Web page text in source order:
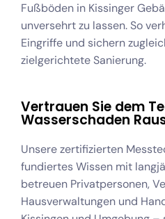
Fußböden in Kissinger
unversehrt zu lassen. So
Eingriffe und sichern
zielgerichtete Sanierung.
Vertrauen Sie dem
Wasserschaden
Unsere zertifizierten
fundiertes Wissen mit
betreuen Privatpersonen,
Hausverwaltungen und